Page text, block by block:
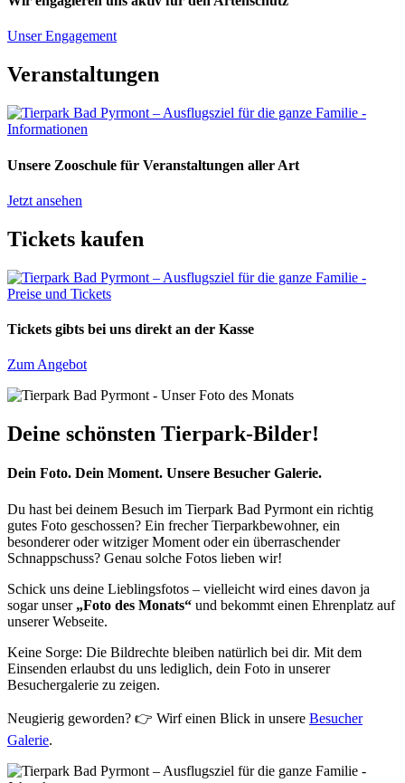
Unser Engagement
Veranstaltungen
Unsere Zooschule für Veranstaltungen aller Art
Jetzt ansehen
Tickets kaufen
Tickets gibts bei uns direkt an der Kasse
Zum Angebot
Deine schönsten Tierpark-Bilder!
Dein Foto. Dein Moment. Unsere Besucher Galerie.
Du hast bei deinem Besuch im Tierpark Bad Pyrmont ein richtig
gutes Foto geschossen? Ein frecher Tierparkbewohner, ein
besonderer oder witziger Moment oder ein überraschender
Schnappschuss? Genau solche Fotos lieben wir!
Schick uns deine Lieblingsfotos – vielleicht wird eines davon ja
sogar unser „Foto des Monats“ und bekommt einen Ehrenplatz auf
unserer Webseite.
Keine Sorge: Die Bildrechte bleiben natürlich bei dir. Mit dem
Einsenden erlaubst du uns lediglich, dein Foto in unserer
Besuchergalerie zu zeigen.
Neugierig geworden? 👉 Wirf einen Blick in unsere Besucher
Galerie.